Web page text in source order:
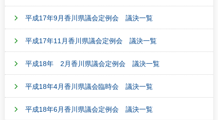
平成17年9月香川県議会定例会 議決一覧
平成17年11月香川県議会定例会 議決一覧
平成18年 2月香川県議会定例会 議決一覧
平成18年4月香川県議会臨時会 議決一覧
平成18年6月香川県議会定例会 議決一覧